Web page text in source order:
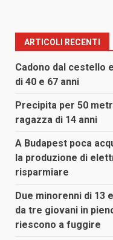
ARTICOLI RECENTI
Cadono dal cestello
di 40 e 67 anni
Precipita per 50
ragazza di 14 anni
A Budapest poca
la produzione di
risparmiare
Due minorenni di 13
da tre giovani in
riescono a fuggire